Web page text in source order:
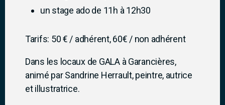
un stage ado de 11h à 12h30
Tarifs: 50 € / adhérent, 60€ / non adhérent
Dans les locaux de GALA à Garancières,
animé par Sandrine Herrault, peintre, autrice
et illustratrice.